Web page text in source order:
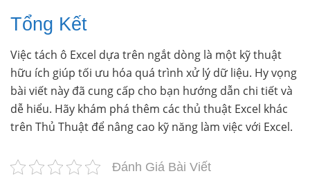
Tổng Kết
Việc tách ô Excel dựa trên ngắt dòng là một kỹ thuật
hữu ích giúp tối ưu hóa quá trình xử lý dữ liệu. Hy vọng
bài viết này đã cung cấp cho bạn hướng dẫn chi tiết và
dễ hiểu. Hãy khám phá thêm các thủ thuật Excel khác
trên Thủ Thuật để nâng cao kỹ năng làm việc với Excel.
Đánh Giá Bài Viết